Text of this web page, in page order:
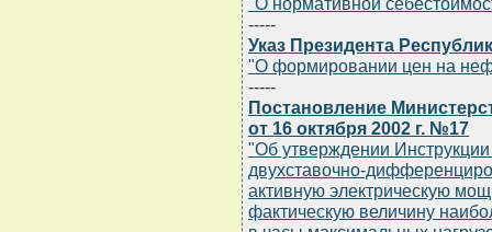
-----
Указ Президента
"О формировании цен на
-----
Постановление
от 16 октября 2002 г. №17
"Об утверждении
двухставочно-
активную электрическую
фактическую величину